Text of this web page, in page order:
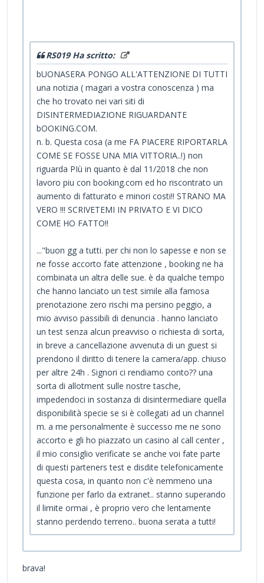
RS019 Ha scritto:
bUONASERA PONGO ALL'ATTENZIONE DI TUTTI
una notizia ( magari a vostra conoscenza ) ma
che ho trovato nei vari siti di
DISINTERMEDIAZIONE RIGUARDANTE
bOOKING.COM.
n. b. Questa cosa (a me FA PIACERE RIPORTARLA
COME SE FOSSE UNA MIA VITTORIA..!) non
riguarda PIù in quanto è dal 11/2018 che non
lavoro piu con booking.com ed ho riscontrato un
aumento di fatturato e minori costi!! STRANO MA
VERO !!! SCRIVETEMI IN PRIVATO E VI DICO
COME HO FATTO!!
..."buon gg a tutti. per chi non lo sapesse e non se
ne fosse accorto fate attenzione , booking ne ha
combinata un altra delle sue. è da qualche tempo
che hanno lanciato un test simile alla famosa
prenotazione zero rischi ma persino peggio, a
mio avviso passibili di denuncia . hanno lanciato
un test senza alcun preavviso o richiesta di sorta,
in breve a cancellazione avvenuta di un guest si
prendono il diritto di tenere la camera/app. chiuso
per altre 24h . Signori ci rendiamo conto?? una
sorta di allotment sulle nostre tasche,
impedendoci in sostanza di disintermediare quella
disponibilità specie se si è collegati ad un channel
m. a me personalmente è successo me ne sono
accorto e gli ho piazzato un casino al call center ,
il mio consiglio verificate se anche voi fate parte
di questi parteners test e disdite telefonicamente
questa cosa, in quanto non c'è nemmeno una
funzione per farlo da extranet.. stanno superando
il limite ormai , è proprio vero che lentamente
stanno perdendo terreno.. buona serata a tutti!
brava!